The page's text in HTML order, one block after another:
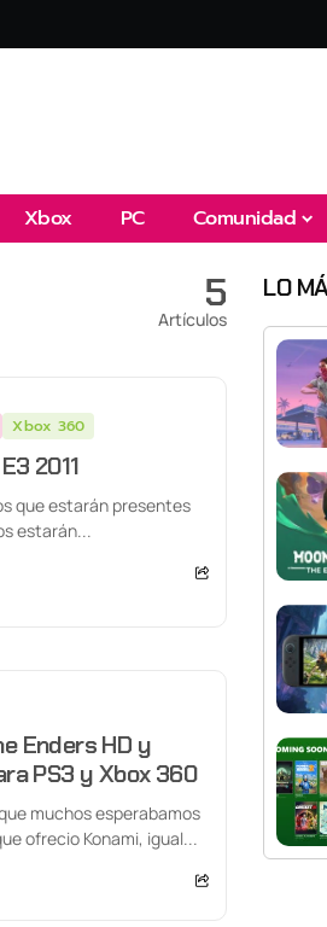
Xbox PC Comunidad
5
Artículos
Xbox 360
2011
que estarán presentes
estarán...
Enders HD y
PS3 y Xbox 360
muchos esperabamos
ofrecio Konami, igual...
LO